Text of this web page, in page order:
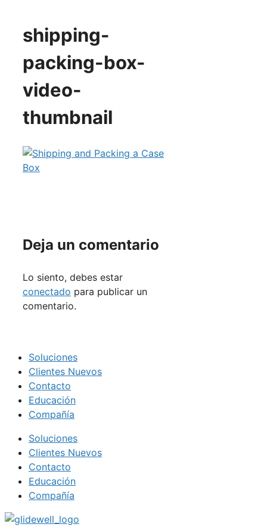
shipping-
packing-box-
video-
thumbnail
Deja un comentario
Lo siento, debes estar
conectado para publicar un
comentario.
Soluciones
Clientes Nuevos
Contacto
Educación
Compañía
Soluciones
Clientes Nuevos
Contacto
Educación
Compañía